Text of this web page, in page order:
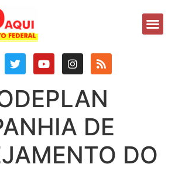
DE
DO